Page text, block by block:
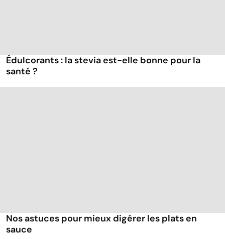
Édulcorants : la stevia est-elle bonne pour la
santé ?
Nos astuces pour mieux digérer les plats en
sauce